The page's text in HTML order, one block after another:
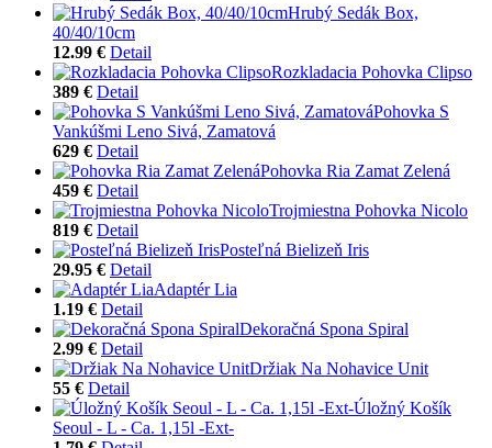
Hrubý Sedák Box,
40/40/10cm
12.99 € Detail
Rozkladacia Pohovka Clipso
389 € Detail
Pohovka S
Vankúšmi Leno Sivá, Zamatová
629 € Detail
Pohovka Ria Zamat Zelená
459 € Detail
Trojmiestna Pohovka Nicolo
819 € Detail
Posteľná Bielizeň Iris
29.95 € Detail
Adaptér Lia
1.19 € Detail
Dekoračná Spona Spiral
2.99 € Detail
Držiak Na Nohavice Unit
55 € Detail
Úložný Košík
Seoul - L - Ca. 1,15l -Ext-